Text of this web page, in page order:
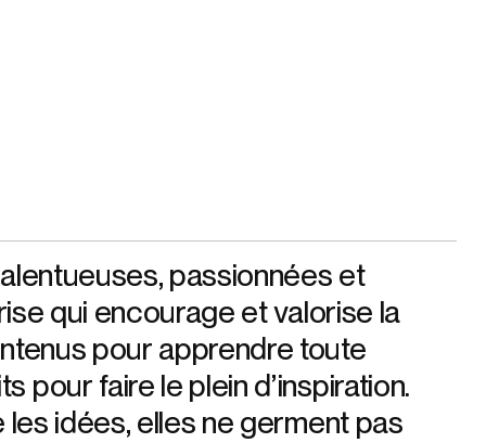
passionnées et
qui encourage et valorise la
pour apprendre toute
pour faire le plein d’inspiration.
les idées, elles ne germent pas